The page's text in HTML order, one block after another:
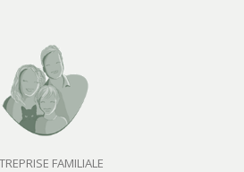
FAMILIALE